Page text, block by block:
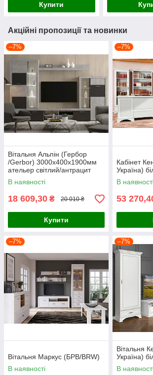
Купити
Акційні пропозиції та новинки
–7%
Вітальня Альпін (Гербор
/Gerbor) 3000х400х1900мм
ательер світлий/антрацит
В наявності
18 609,30 ₴ 20 010 ₴
Купити
–7%
Кабінет
Україна)
В
53
–7%
Вітальня Маркус (БРВ/BRW)
В наявності
–7%
Вітальня
Україна)
В